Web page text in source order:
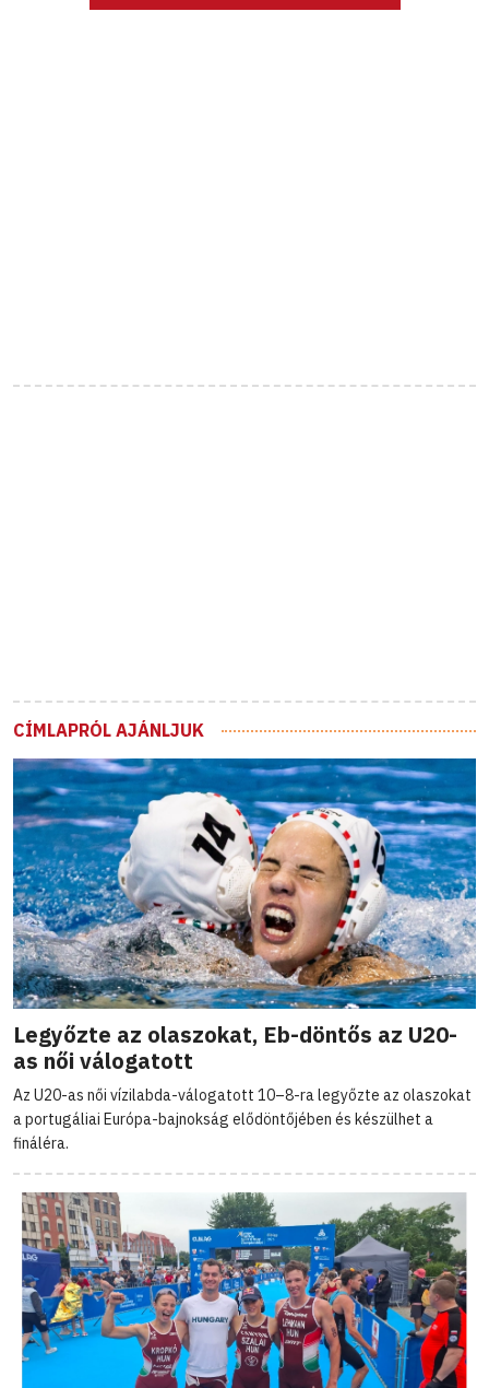
CÍMLAPRÓL AJÁNLJUK
Legyőzte az olaszokat, Eb-döntős az U20-
as női válogatott
Az U20-as női vízilabda-válogatott 10–8-ra legyőzte az olaszokat
a portugáliai Európa-bajnokság elődöntőjében és készülhet a
fináléra.